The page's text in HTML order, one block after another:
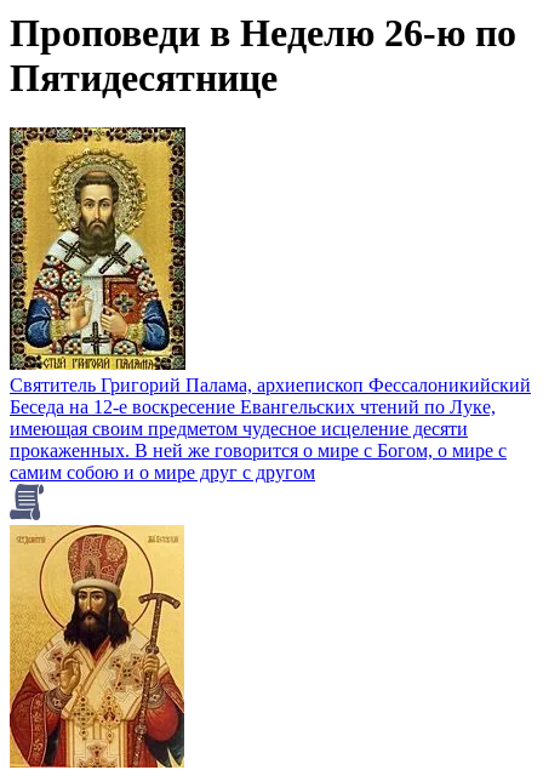
Проповеди в Неделю 26-ю по
Пятидесятнице
Святитель Григорий Палама, архиепископ Фессалоникийский
Беседа на 12-е воскресение Евангельских чтений по Луке,
имеющая своим предметом чудесное исцеление десяти
прокаженных. В ней же говорится о мире с Богом, о мире с
самим собою и о мире друг с другом